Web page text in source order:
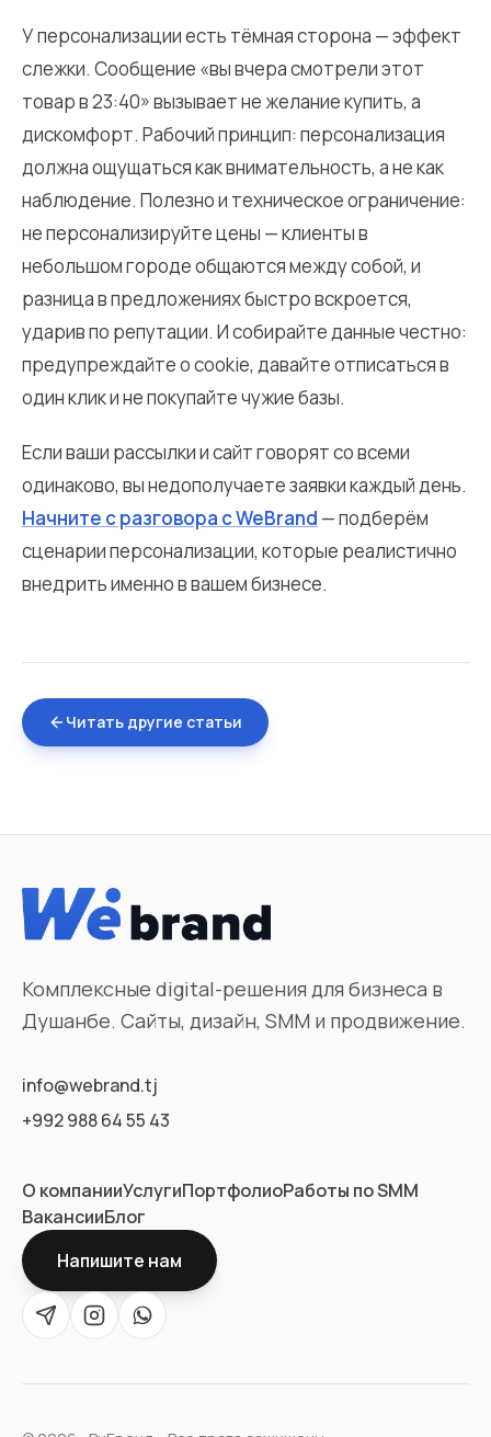
У персонализации есть тёмная сторона — эффект
слежки. Сообщение «вы вчера смотрели этот
товар в 23:40» вызывает не желание купить, а
дискомфорт. Рабочий принцип: персонализация
должна ощущаться как внимательность, а не как
наблюдение. Полезно и техническое ограничение:
не персонализируйте цены — клиенты в
небольшом городе общаются между собой, и
разница в предложениях быстро вскроется,
ударив по репутации. И собирайте данные честно:
предупреждайте о cookie, давайте отписаться в
один клик и не покупайте чужие базы.
Если ваши рассылки и сайт говорят со всеми
одинаково, вы недополучаете заявки каждый день.
Начните с разговора с WeBrand — подберём
сценарии персонализации, которые реалистично
внедрить именно в вашем бизнесе.
Читать другие статьи
Комплексные digital-решения для бизнеса в
Душанбе. Сайты, дизайн, SMM и продвижение.
info@webrand.tj
+992 988 64 55 43
О компанииУслугиПортфолиоРаботы по SMM
ВакансииБлог
Напишите нам